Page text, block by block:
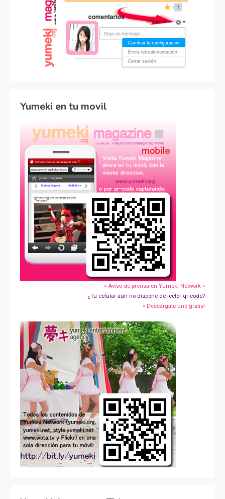
Yumeki en tu movil
» Aviso de prensa en Yumeki Network »
¿Tu celular aún no dispone de lector qr-code?
» Descárgate uno gratis!